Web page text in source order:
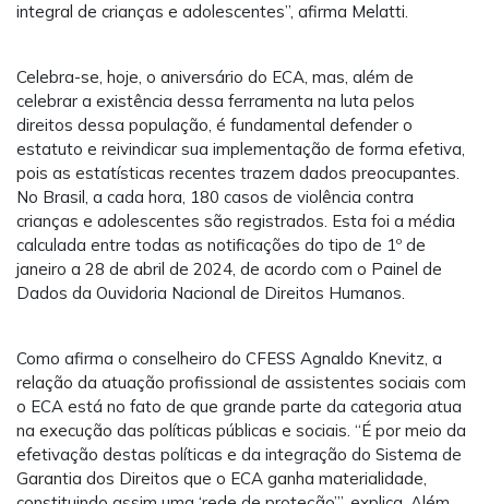
integral de crianças e adolescentes”, afirma Melatti.
Celebra-se, hoje, o aniversário do ECA, mas, além de
celebrar a existência dessa ferramenta na luta pelos
direitos dessa população, é fundamental defender o
estatuto e reivindicar sua implementação de forma efetiva,
pois as estatísticas recentes trazem dados preocupantes.
No Brasil, a cada hora, 180 casos de violência contra
crianças e adolescentes são registrados. Esta foi a média
calculada entre todas as notificações do tipo de 1º de
janeiro a 28 de abril de 2024, de acordo com o Painel de
Dados da Ouvidoria Nacional de Direitos Humanos.
Como afirma o conselheiro do CFESS Agnaldo Knevitz, a
relação da atuação profissional de assistentes sociais com
o ECA está no fato de que grande parte da categoria atua
na execução das políticas públicas e sociais. “É por meio da
efetivação destas políticas e da integração do Sistema de
Garantia dos Direitos que o ECA ganha materialidade,